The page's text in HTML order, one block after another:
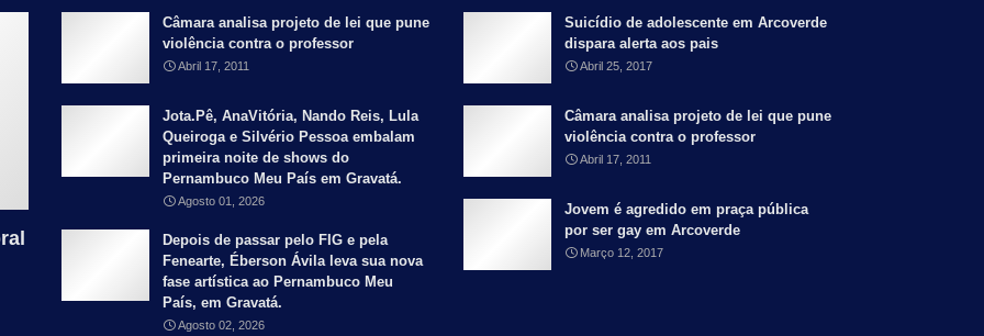
Câmara analisa projeto de lei que pune
violência contra o professor
Abril 17, 2011
Jota.Pê, AnaVitória, Nando Reis, Lula
Queiroga e Silvério Pessoa embalam
primeira noite de shows do
Pernambuco Meu País em Gravatá.
Agosto 01, 2026
Depois de passar pelo FIG e pela
Fenearte, Éberson Ávila leva sua nova
fase artística ao Pernambuco Meu
País, em Gravatá.
Agosto 02, 2026
Suicídio de adolescente em Arcoverde
dispara alerta aos pais
Abril 25, 2017
Câmara analisa projeto de lei que pune
violência contra o professor
Abril 17, 2011
Jovem é agredido em praça pública
por ser gay em Arcoverde
Março 12, 2017